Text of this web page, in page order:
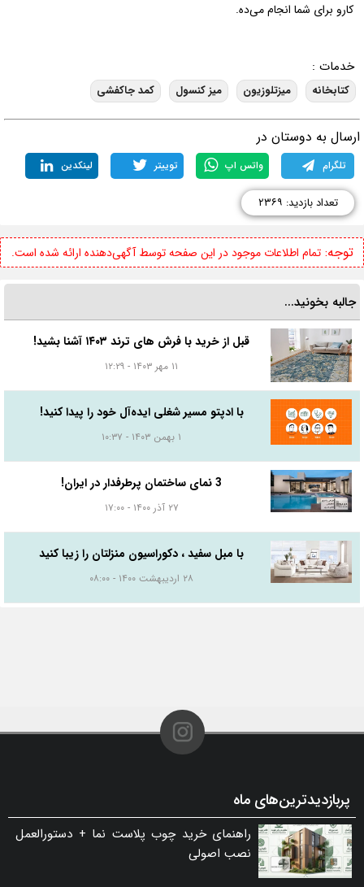
کارو برای شما انجام می‌ده.
خدمات :
کتابخانه میزتلوزیون میز کنسول کمد جاکفشی
به دوستان در
تلگرام واتس اپ توییتر لینکدین
تعداد بازدید: ۲۳۶۹
توجه:تمام اطلاعات موجود در این صفحه توسط آگهی‌دهنده ارائه شده است.
جالبه بخونید...
قبل از خرید با فرش های ترند ۱۴۰۳ آشنا بشید!
با ادپتو مسیر شغلی ایده‌آل خود را پیدا کنید!
۲۷ آذر ۱۴۰۰ - ۱۷:۰۰
با مبل سفید ، دکوراسیون منزلتان را زیبا کنید
۲۸ اردیبهشت ۱۴۰۰ - ۰۸:۰۰
پربازدیدترین‌های ماه
راهنمای خرید چوب پلاست نما + دستورالعمل
نصب اصولی